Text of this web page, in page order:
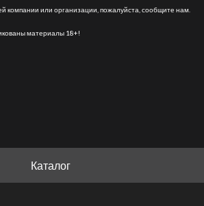
или организации, пожалуйста, сообщите нам.
материалы 18+!
Каталог